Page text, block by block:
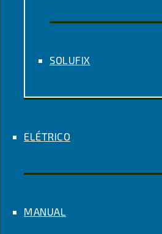
SOLUFIX
ELÉTRICO
MANUAL